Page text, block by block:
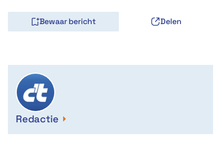
Bewaar bericht Delen
Redactie